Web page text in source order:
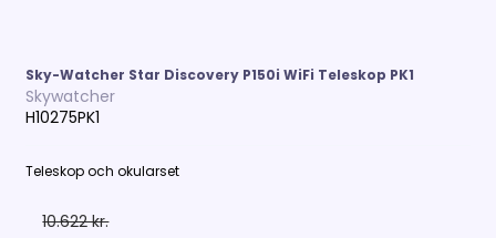
Sky-Watcher Star Discovery P150i WiFi Teleskop PK1
Skywatcher
H10275PK1
Teleskop och okularset
10.622 kr.